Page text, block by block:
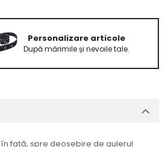
Personalizare articole
După mărimile și nevoile tale.
față, spre deosebire de gulerul